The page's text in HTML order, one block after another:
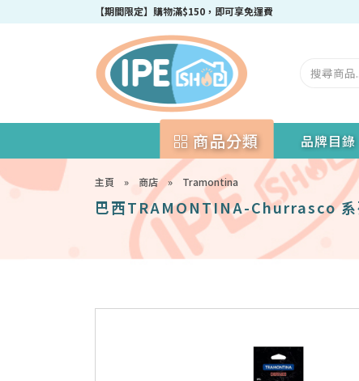
【期間限定】購物滿$150，即可享免運費
商品分類 品牌目錄
主頁 » 商店» Tramontina
巴西TRAMONTINA-Churrasco